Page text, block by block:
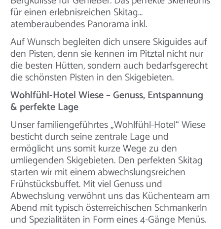
für einen erlebnisreichen Skitag…
atemberaubendes Panorama inkl.
Auf Wunsch begleiten dich unsere Skiguides auf
den Pisten, denn sie kennen im Pitztal nicht nur
die besten Hütten, sondern auch bedarfsgerecht
die schönsten Pisten in den Skigebieten.
Wohlfühl-Hotel Wiese – Genuss, Entspannung
& perfekte Lage
Unser familiengeführtes „Wohlfühl-Hotel“ Wiese
besticht durch seine zentrale Lage und
ermöglicht uns somit kurze Wege zu den
umliegenden Skigebieten. Den perfekten Skitag
starten wir mit einem abwechslungsreichen
Frühstücksbuffet. Mit viel Genuss und
Abwechslung verwöhnt uns das Küchenteam am
Abend mit typisch österreichischen Schmankerln
und Spezialitäten in Form eines 4-Gänge Menüs.